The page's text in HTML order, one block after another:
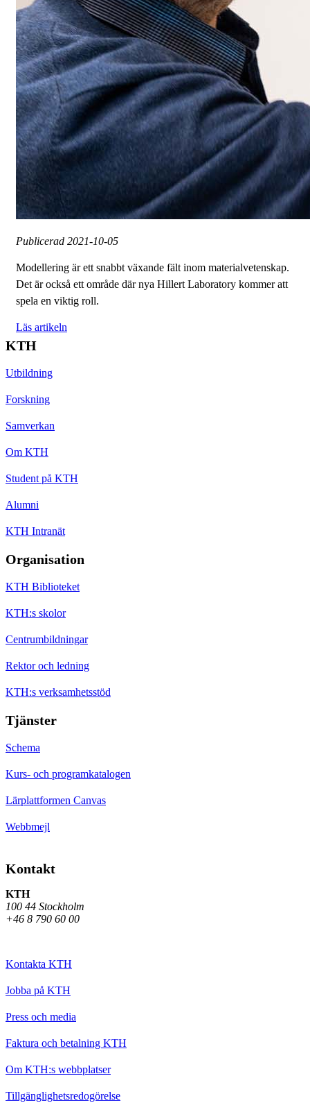
Publicerad 2021-10-05
Modellering är ett snabbt växande fält inom materialvetenskap.
Det är också ett område där nya Hillert Laboratory kommer att
spela en viktig roll.
Läs artikeln
KTH
Utbildning
Forskning
Samverkan
Om KTH
Student på KTH
Alumni
KTH Intranät
Organisation
KTH Biblioteket
KTH:s skolor
Centrumbildningar
Rektor och ledning
KTH:s verksamhetsstöd
Tjänster
Schema
Kurs- och programkatalogen
Lärplattformen Canvas
Webbmejl
Kontakt
KTH
100 44 Stockholm
+46 8 790 60 00
Kontakta KTH
Jobba på KTH
Press och media
Faktura och betalning KTH
Om KTH:s webbplatser
Tillgänglighetsredogörelse